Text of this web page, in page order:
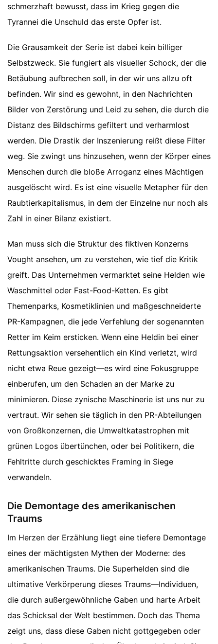
schmerzhaft bewusst, dass im Krieg gegen die
Tyrannei die Unschuld das erste Opfer ist.
Die Grausamkeit der Serie ist dabei kein billiger
Selbstzweck. Sie fungiert als visueller Schock, der die
Betäubung aufbrechen soll, in der wir uns allzu oft
befinden. Wir sind es gewohnt, in den Nachrichten
Bilder von Zerstörung und Leid zu sehen, die durch die
Distanz des Bildschirms gefiltert und verharmlost
werden. Die Drastik der Inszenierung reißt diese Filter
weg. Sie zwingt uns hinzusehen, wenn der Körper eines
Menschen durch die bloße Arroganz eines Mächtigen
ausgelöscht wird. Es ist eine visuelle Metapher für den
Raubtierkapitalismus, in dem der Einzelne nur noch als
Zahl in einer Bilanz existiert.
Man muss sich die Struktur des fiktiven Konzerns
Vought ansehen, um zu verstehen, wie tief die Kritik
greift. Das Unternehmen vermarktet seine Helden wie
Waschmittel oder Fast-Food-Ketten. Es gibt
Themenparks, Kosmetiklinien und maßgeschneiderte
PR-Kampagnen, die jede Verfehlung der sogenannten
Retter im Keim ersticken. Wenn eine Heldin bei einer
Rettungsaktion versehentlich ein Kind verletzt, wird
nicht etwa Reue gezeigt—es wird eine Fokusgruppe
einberufen, um den Schaden an der Marke zu
minimieren. Diese zynische Maschinerie ist uns nur zu
vertraut. Wir sehen sie täglich in den PR-Abteilungen
von Großkonzernen, die Umweltkatastrophen mit
grünen Logos übertünchen, oder bei Politikern, die
Fehltritte durch geschicktes Framing in Siege
verwandeln.
Die Demontage des amerikanischen
Traums
Im Herzen der Erzählung liegt eine tiefere Demontage
eines der mächtigsten Mythen der Moderne: des
amerikanischen Traums. Die Superhelden sind die
ultimative Verkörperung dieses Traums—Individuen,
die durch außergewöhnliche Gaben und harte Arbeit
das Schicksal der Welt bestimmen. Doch das Thema
zeigt uns, dass diese Gaben nicht gottgegeben oder